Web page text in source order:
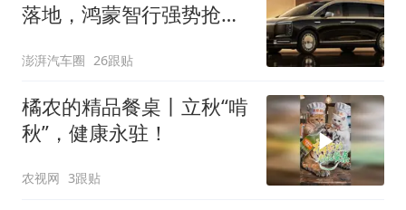
落地，鸿蒙智行强势抢占
澎湃汽车圈 26跟贴
橘农的精品餐桌丨立秋“啃
秋”，健康永驻！
农视网 3跟贴